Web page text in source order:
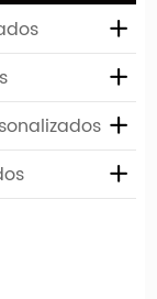
su propio
diferentes,
en color. El
imprimir o bordar